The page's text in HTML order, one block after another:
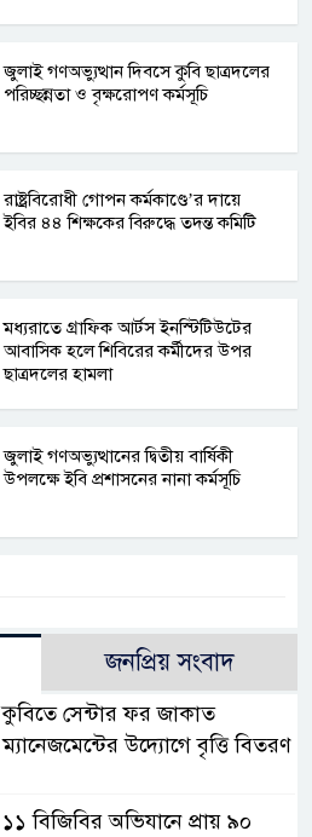
জুলাই গণঅভ্যুত্থান দিবসে কুবি ছাত্রদলের
পরিচ্ছন্নতা ও বৃক্ষরোপণ কর্মসূচি
রাষ্ট্রবিরোধী গোপন কর্মকাণ্ডে’র দায়ে
ইবির ৪৪ শিক্ষকের বিরুদ্ধে তদন্ত কমিটি
মধ্যরাতে গ্রাফিক আর্টস ইনস্টিটিউটের
আবাসিক হলে শিবিরের কর্মীদের উপর
ছাত্রদলের হামলা
জুলাই গণঅভ্যুত্থানের দ্বিতীয় বার্ষিকী
উপলক্ষে ইবি প্রশাসনের নানা কর্মসূচি
জনপ্রিয় সংবাদ
কুবিতে সেন্টার ফর জাকাত
ম্যানেজমেন্টের উদ্যোগে বৃত্তি বিতরণ
১১ বিজিবির অভিযানে প্রায় ৯০